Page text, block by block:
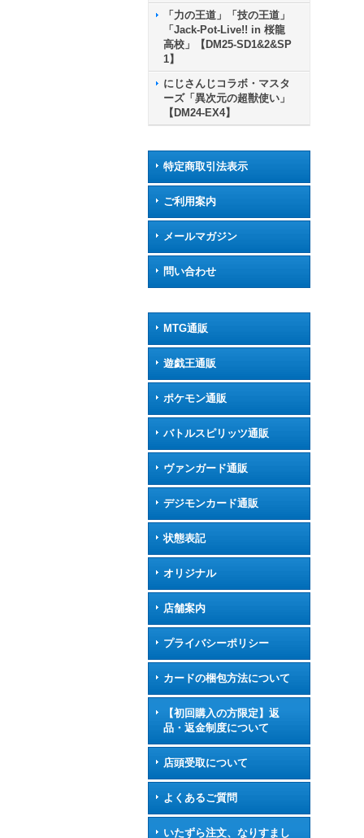
「力の王道」「技の王道」
「Jack-Pot-Live!! in 桜龍
高校」【DM25-SD1&2&SP
1】
にじさんじコラボ・マスタ
ーズ「異次元の超獣使い」
【DM24-EX4】
特定商取引法表示
ご利用案内
メールマガジン
問い合わせ
MTG通販
遊戯王通販
ポケモン通販
バトルスピリッツ通販
ヴァンガード通販
デジモンカード通販
状態表記
オリジナル
店舗案内
プライバシーポリシー
カードの梱包方法について
【初回購入の方限定】返
品・返金制度について
店頭受取について
よくあるご質問
いたずら注文、なりすまし